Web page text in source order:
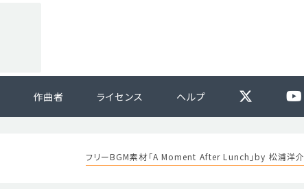
作曲者 ライセンス ヘルプ
フリーBGM素材「A Moment After Lunch」by 松浦洋介